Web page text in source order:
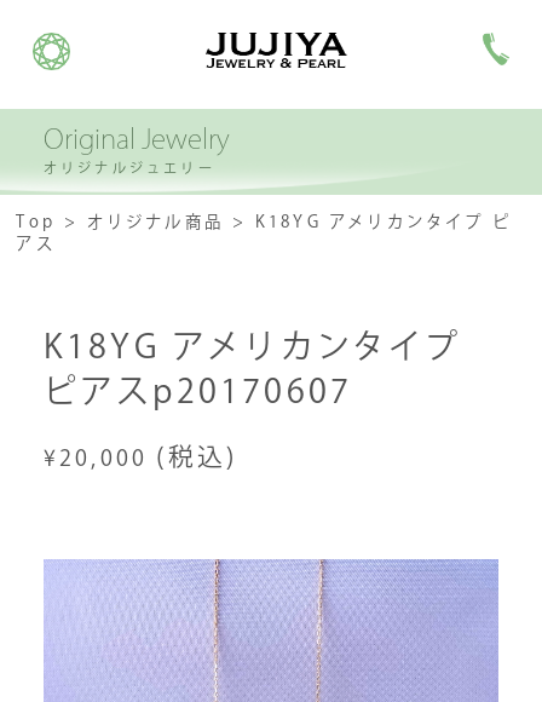
Original Jewelry
オリジナルジュエリー
Top オリジナル商品
K18YG アメリカンタイプ ピ
アス
K18YG アメリカンタイプ
ピアスp20170607
¥20,000 (税込)